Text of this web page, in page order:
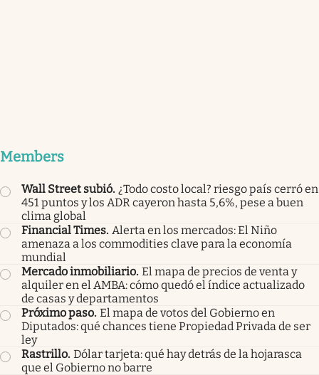
Members
Wall Street subió. ¿Todo costo local? riesgo país cerró en
451 puntos y los ADR cayeron hasta 5,6%, pese a buen
clima global
Financial Times. Alerta en los mercados: El Niño
amenaza a los commodities clave para la economía
mundial
Mercado inmobiliario. El mapa de precios de venta y
alquiler en el AMBA: cómo quedó el índice actualizado
de casas y departamentos
Próximo paso. El mapa de votos del Gobierno en
Diputados: qué chances tiene Propiedad Privada de ser
ley
Rastrillo. Dólar tarjeta: qué hay detrás de la hojarasca
que el Gobierno no barre